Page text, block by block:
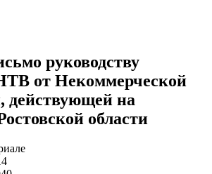
руководству
от Некоммерческой
действующей на
области